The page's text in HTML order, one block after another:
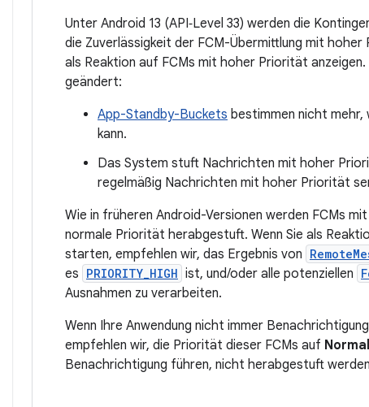
Unter Android 13 (API‑Level 33) werden die
die Zuverlässigkeit der FCM-Übermittlung mit
als Reaktion auf FCMs mit hoher Priorität
geändert:
App-Standby-Buckets bestimmen nicht mehr,
kann.
Das System stuft Nachrichten mit hoher
regelmäßig Nachrichten mit hoher Priorität
Wie in früheren Android-Versionen werden FCMs
normale Priorität herabgestuft. Wenn Sie als
starten, empfehlen wir, das Ergebnis von
es PRIORITY_HIGH ist, und/oder alle potenziellen
Ausnahmen zu verarbeiten.
Wenn Ihre Anwendung nicht immer
empfehlen wir, die Priorität dieser FCMs auf Normal
Benachrichtigung führen, nicht herabgestuft